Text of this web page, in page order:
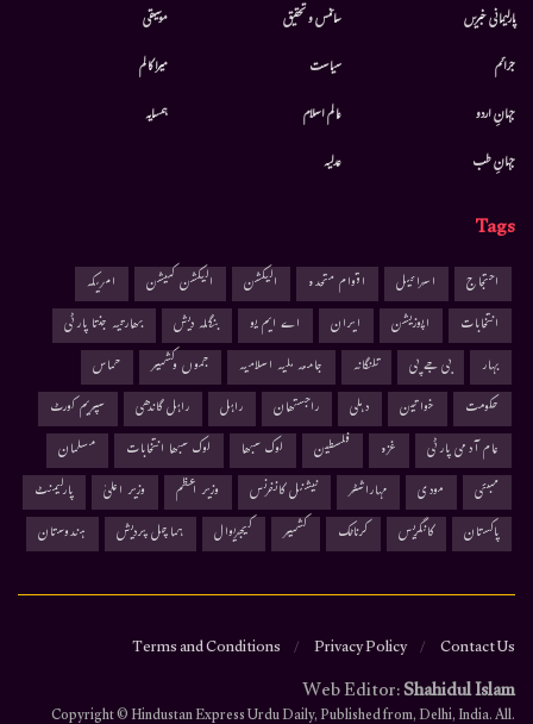
پارلیمانی خبریں
جرائم
جہانِ اردو
جہانِ طب
سائنس و تحقیق
سیاست
عالم اسلام
عدلیہ
موسيقى
میرا کالم
ہمسایہ
Tags
احتجاج اسرائیل اقوام متحدہ الیکشن الیکشن کمیشن
امریکہ
انتخابات
اپوزیشن ایران اے ایم یو بنگلہ دیش
بھارتیہ جنتا پارٹی
بہار
بی جے پی تلنگانہ جامعہ ملیہ اسلامیہ جموں وکشمیر
حماس
حکومت
خواتین دہلی راجستھان راہل راہل گاندھی
سپریم کورٹ
عام آدمی پارٹی
غزہ فلسطین لوک سبھا لوک سبھا انتخابات
مسلمان
ممبئی
مودی مہاراشٹر نیشنل کانفرنس وزیر اعظم وزیر اعلیٰ
پارلیمنٹ
پاکستان
کانگریس کرناٹک کشمیر کیجریوال ہماچل پردیش ہندوستان
Contact Us
Privacy Policy
Terms and Conditions
Web Editor:Shahidul Islam